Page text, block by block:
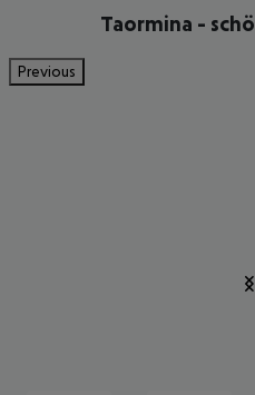
Taormina -
Previous